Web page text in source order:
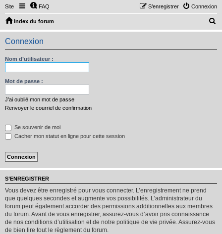
Site FAQ Connexion
S’enregistrer
Index du forum
e
Connexion
Nom d’utilisateur :
Mot de passe :
J’ai oublié mon mot de passe
Renvoyer le courriel de confirmation
Se souvenir de moi
Cacher mon statut en ligne pour cette session
S’ENREGISTRER
Vous devez être enregistré pour vous connecter. L’enregistrement ne prend
que quelques secondes et augmente vos possibilités. L’administrateur du
forum peut également accorder des permissions additionnelles aux membres
du forum. Avant de vous enregistrer, assurez-vous d’avoir pris connaissance
de nos conditions d’utilisation et de notre politique de vie privée. Assurez-vous
de bien lire tout le règlement du forum.